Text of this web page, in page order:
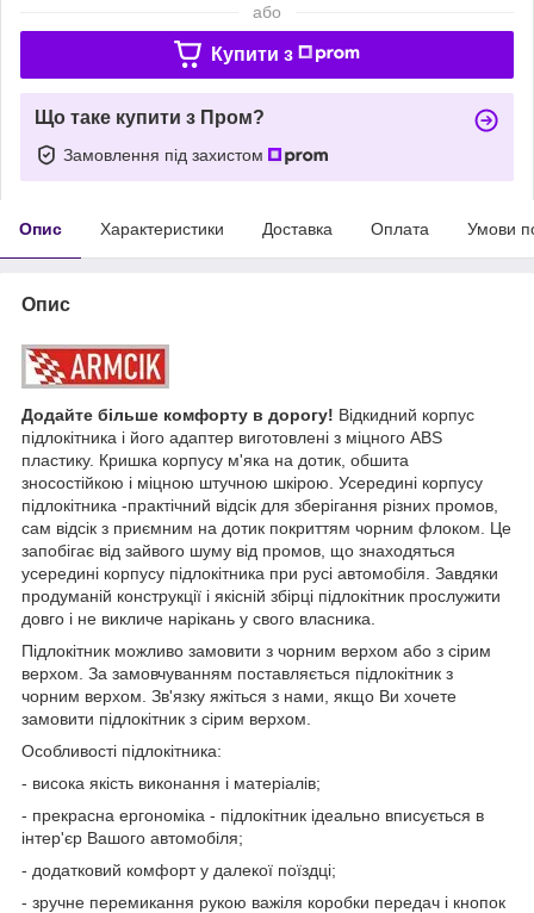
або
Купити з
Що таке купити з Пром?
Замовлення під захистом
Опис Характеристики Доставка Оплата Умови
Опис
Додайте більше комфорту в дорогу! Відкидний корпус
підлокітника і його адаптер виготовлені з міцного ABS
пластику. Кришка корпусу м'яка на дотик, обшита
зносостійкою і міцною штучною шкірою. Усередині корпусу
підлокітника -практічний відсік для зберігання різних промов,
сам відсік з приємним на дотик покриттям чорним флоком. Це
запобігає від зайвого шуму від промов, що знаходяться
усередині корпусу підлокітника при русі автомобіля. Завдяки
продуманій конструкції і якісній збірці підлокітник прослужити
довго і не викличе нарікань у свого власника.
Підлокітник можливо замовити з чорним верхом або з сірим
верхом. За замовчуванням поставляється підлокітник з
чорним верхом. Зв'язку яжіться з нами, якщо Ви хочете
замовити підлокітник з сірим верхом.
Особливості підлокітника:
- висока якість виконання і матеріалів;
- прекрасна ергономіка - підлокітник ідеально вписується в
інтер'єр Вашого автомобіля;
- додатковий комфорт у далекої поїздці;
- зручне перемикання рукою важіля коробки передач і кнопок